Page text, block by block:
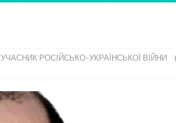
УЧАСНИК РОСІЙСЬКО-УКРАЇНСЬКОЇ ВІЙНИ